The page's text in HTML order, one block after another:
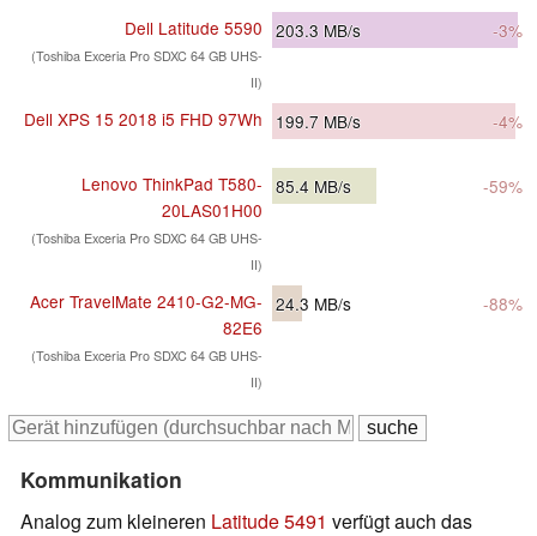
Dell Latitude 5590
(Toshiba Exceria Pro SDXC 64 GB UHS-
II)
203.3 MB/s -3%
Dell XPS 15 2018 i5 FHD 97Wh 199.7 MB/s -4%
Lenovo ThinkPad T580-
20LAS01H00
(Toshiba Exceria Pro SDXC 64 GB UHS-
II)
85.4 MB/s -59%
Acer TravelMate 2410-G2-MG-
82E6
(Toshiba Exceria Pro SDXC 64 GB UHS-
II)
24.3 MB/s -88%
Kommunikation
Analog zum kleineren Latitude 5491 verfügt auch das